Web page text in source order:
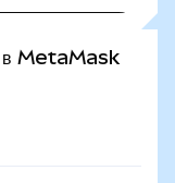
в MetaMask